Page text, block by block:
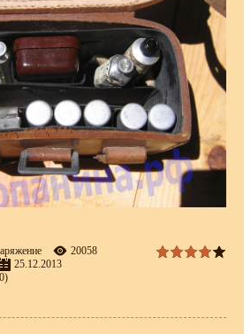
20058
25.12.2013